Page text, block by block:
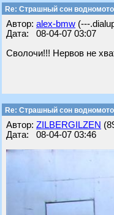
Re: Страшный сон
Автор: alex-bmw (---
Дата: 08-04-07 03:07
Cволочи!!! Нервов не
Re: Страшный сон
Автор: ZILBERGILZEN
Дата: 08-04-07 03:46